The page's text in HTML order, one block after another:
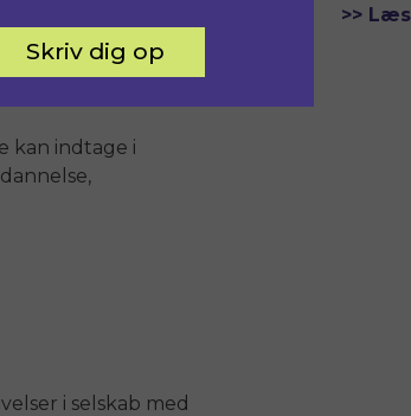
styrke interessen
kan indtage i
i selskab med
>>
Skriv dig op